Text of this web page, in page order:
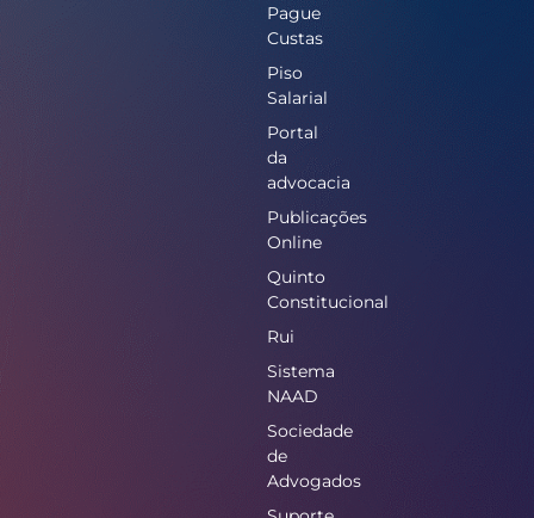
Pague
Custas
Piso
Salarial
Portal
da
advocacia
Publicações
Online
Quinto
Constitucional
Rui
Sistema
NAAD
Sociedade
de
Advogados